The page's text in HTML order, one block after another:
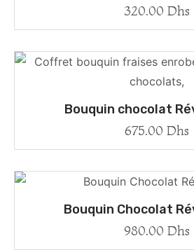
320.00 Dhs
Bouquin chocolat
675.00 Dhs
Bouquin Chocolat
980.00 Dhs